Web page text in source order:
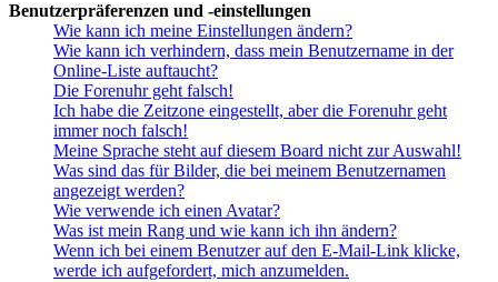
Benutzerpräferenzen und -einstellungen
Wie kann ich meine Einstellungen ändern?
Wie kann ich verhindern, dass mein Benutzername in der
Online-Liste auftaucht?
Die Forenuhr geht falsch!
Ich habe die Zeitzone eingestellt, aber die Forenuhr geht
immer noch falsch!
Meine Sprache steht auf diesem Board nicht zur Auswahl!
Was sind das für Bilder, die bei meinem Benutzernamen
angezeigt werden?
Wie verwende ich einen Avatar?
Was ist mein Rang und wie kann ich ihn ändern?
Wenn ich bei einem Benutzer auf den E-Mail-Link klicke,
werde ich aufgefordert, mich anzumelden.